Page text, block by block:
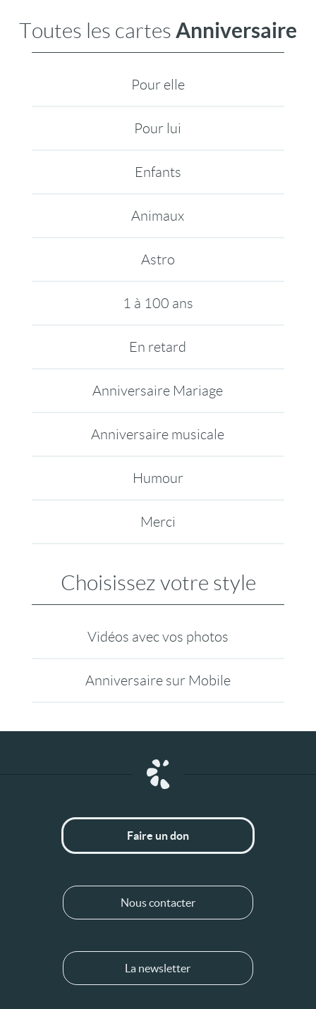
Toutes les cartes Anniversaire
Pour elle
Pour lui
Enfants
Animaux
Astro
1 à 100 ans
En retard
Anniversaire Mariage
Anniversaire musicale
Humour
Merci
Choisissez votre style
Vidéos avec vos photos
Anniversaire sur Mobile
Faire un don
Nous contacter
La newsletter